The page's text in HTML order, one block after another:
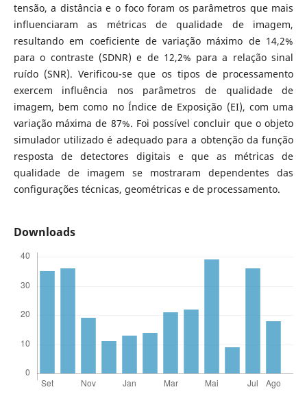
tensão, a distância e o foco foram os parâmetros que mais
influenciaram as métricas de qualidade de imagem,
resultando em coeficiente de variação máximo de 14,2%
para o contraste (SDNR) e de 12,2% para a relação sinal
ruído (SNR). Verificou-se que os tipos de processamento
exercem influência nos parâmetros de qualidade de
imagem, bem como no Índice de Exposição (EI), com uma
variação máxima de 87%. Foi possível concluir que o objeto
simulador utilizado é adequado para a obtenção da função
resposta de detectores digitais e que as métricas de
qualidade de imagem se mostraram dependentes das
configurações técnicas, geométricas e de processamento.
Downloads